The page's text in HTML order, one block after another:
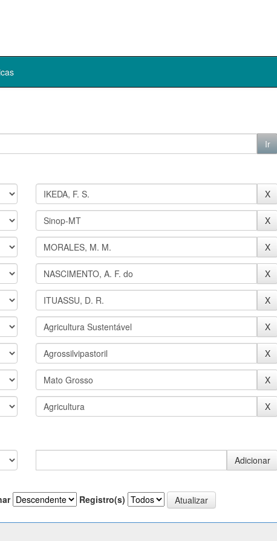
Registro(s)